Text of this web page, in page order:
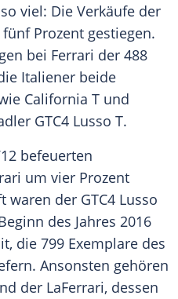
viel: Die Verkäufe der
Prozent gestiegen.
bei Ferrari der 488
Italiener beide
California T und
GTC4 Lusso T.
befeuerten
um vier Prozent
waren der GTC4 Lusso
des Jahres 2016
die 799 Exemplare des
Ansonsten gehören
der LaFerrari, dessen